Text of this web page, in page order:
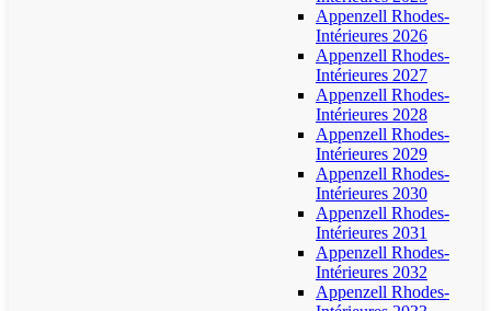
Appenzell Rhodes-
Intérieures 2026
Appenzell Rhodes-
Intérieures 2027
Appenzell Rhodes-
Intérieures 2028
Appenzell Rhodes-
Intérieures 2029
Appenzell Rhodes-
Intérieures 2030
Appenzell Rhodes-
Intérieures 2031
Appenzell Rhodes-
Intérieures 2032
Appenzell Rhodes-